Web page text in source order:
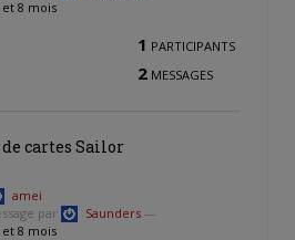
et 8 mois
1 PARTICIPANTS
2 MESSAGES
cartes Sailor
amei
par
Saunders —
et 8 mois